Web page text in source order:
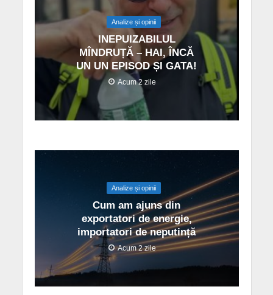
Analize și opinii
INEPUIZABILUL
MÎNDRUȚĂ – HAI, ÎNCĂ
UN UN EPISOD ȘI GATA!
Acum 2 zile
Analize și opinii
Cum am ajuns din
exportatori de energie,
importatori de neputință
Acum 2 zile